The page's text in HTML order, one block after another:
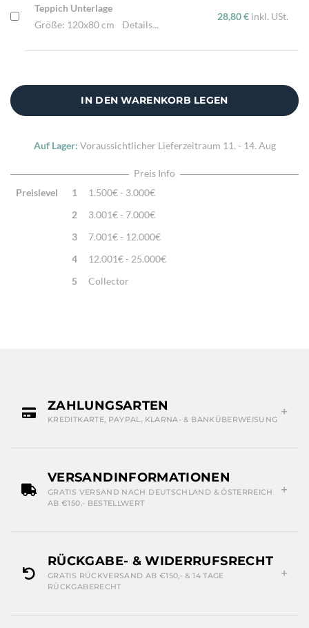
Teppich Unterlage
Größe: 120x80 cm
Details...
28,80 € inkl. USt.
IN DEN WARENKORB LEGEN
Auf Lager: Voraussichtlicher Lieferzeitraum 11. - 14. Aug
Preis Info
Preislevel
1
1.500€ - 3.000€
2
3.001€ - 7.000€
3
7.001€ - 12.000€
4
12.001€ - 25.000€
5
Collector
ZAHLUNGSARTEN
KREDITKARTE, PAYPAL, KLARNA- & BANKÜBERWEISUNG
VERSANDINFORMATIONEN
GRATIS VERSAND NACH DEUTSCHLAND & ÖSTERREICH
AB €150,- BESTELLWERT
RÜCKGABE- & WIDERRUFSRECHT
GRATIS RÜCKVERSAND AB €150,- & 14 TAGE
RÜCKGABERECHT